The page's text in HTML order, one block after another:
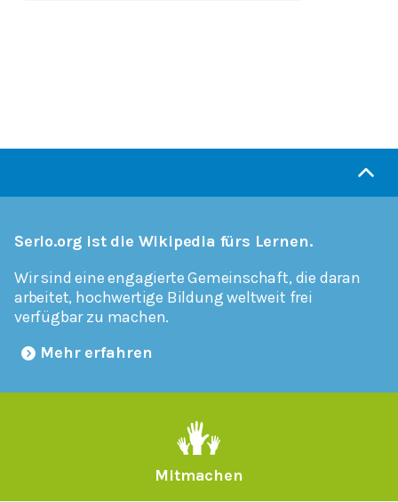
Serlo.org ist die Wikipedia fürs Lernen.
Wir sind eine engagierte Gemeinschaft, die daran
arbeitet, hochwertige Bildung weltweit frei
verfügbar zu machen.
Mehr erfahren
Mitmachen